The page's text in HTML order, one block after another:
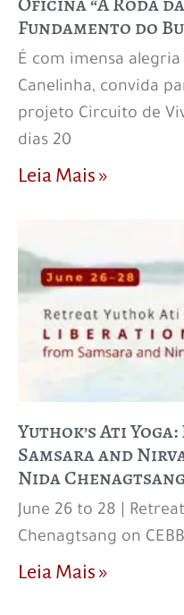
Fundamento do
É com imensa alegria
Canelinha, convida
projeto Circuito de
dias 20
Leia Mais »
Yuthok’s Ati
Samsara and
Nida Chenagtsang
June 26 to 28 |
Chenagtsang on
Leia Mais »